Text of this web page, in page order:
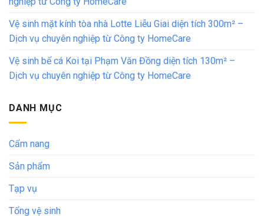
Vệ sinh mặt kính tòa nhà Lotte Liễu Giai diện tích 300m² –
Dịch vụ chuyên nghiệp từ Công ty HomeCare
Vệ sinh bể cá Koi tại Phạm Văn Đồng diện tích 130m² –
Dịch vụ chuyên nghiệp từ Công ty HomeCare
DANH MỤC
Cẩm nang
Sản phẩm
Tạp vụ
Tổng vệ sinh